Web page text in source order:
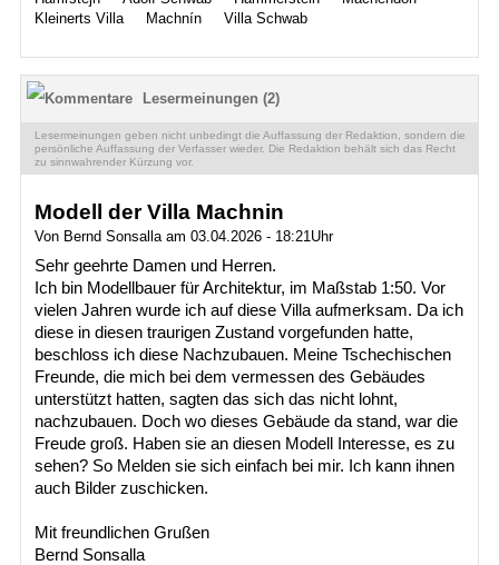
Kleinerts Villa
Machnín Villa Schwab
Lesermeinungen (2)
Lesermeinungen geben nicht unbedingt die Auffassung der Redaktion, sondern die
persönliche Auffassung der Verfasser wieder. Die Redaktion behält sich das Recht
zu sinnwahrender Kürzung vor.
Modell der Villa Machnin
Von Bernd Sonsalla am 03.04.2026 - 18:21Uhr
Sehr geehrte Damen und Herren.
Ich bin Modellbauer für Architektur, im Maßstab 1:50. Vor
vielen Jahren wurde ich auf diese Villa aufmerksam. Da ich
diese in diesen traurigen Zustand vorgefunden hatte,
beschloss ich diese Nachzubauen. Meine Tschechischen
Freunde, die mich bei dem vermessen des Gebäudes
unterstützt hatten, sagten das sich das nicht lohnt,
nachzubauen. Doch wo dieses Gebäude da stand, war die
Freude groß. Haben sie an diesen Modell Interesse, es zu
sehen? So Melden sie sich einfach bei mir. Ich kann ihnen
auch Bilder zuschicken.
Mit freundlichen Grußen
Bernd Sonsalla